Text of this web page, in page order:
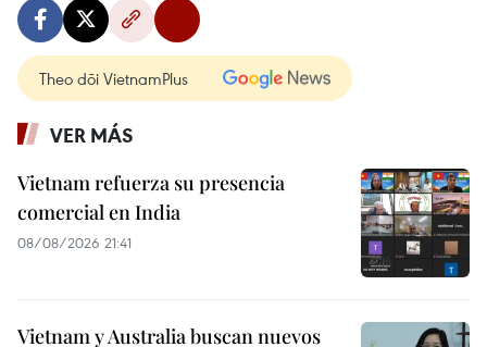
Theo dõi VietnamPlus
VER MÁS
Vietnam refuerza su presencia
comercial en India
08/08/2026 21:41
Vietnam y Australia buscan nuevos